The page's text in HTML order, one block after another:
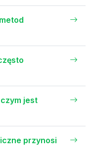
jest
przynosi